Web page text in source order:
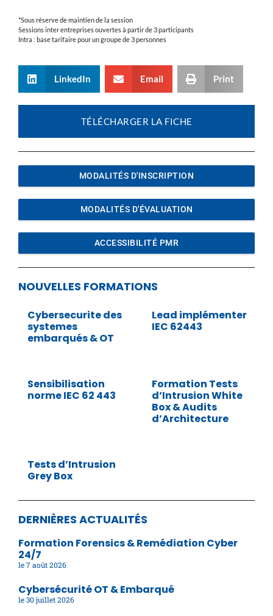
*Sous réserve de maintien de la session
Sessions inter entreprises ouvertes à partir de 3 participants
Intra : base tarifaire pour un groupe de 3 personnes
LinkedIn Email Print
TÉLÉCHARGER LA FICHE
MODALITÉS D'INSCRIPTION
MODALITÉS D'ÉVALUATION
ACCESSIBILITÉ PMR
NOUVELLES FORMATIONS
Cybersecurite des
systemes
embarqués & OT
Lead implémenter
IEC 62443
Sensibilisation
norme IEC 62 443
Formation Tests
d’Intrusion White
Box & Audits
d’Architecture
Tests d’Intrusion
Grey Box
DERNIÈRES ACTUALITÉS
Formation Forensics & Remédiation Cyber
24/7
7 août 2026
Cybersécurité OT & Embarqué
30 juillet 2026